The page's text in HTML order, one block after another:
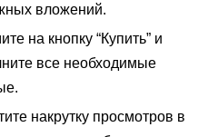
вложений.
на кнопку “Купить” и
все необходимые
накрутку просмотров в